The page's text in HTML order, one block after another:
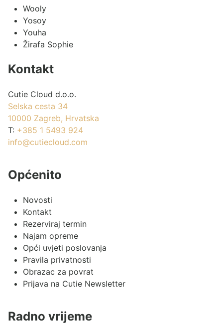
Wooly
Yosoy
Youha
Žirafa Sophie
Kontakt
Cutie Cloud d.o.o.
Selska cesta 34
10000 Zagreb, Hrvatska
T: +385 1 5493 924
info@cutiecloud.com
Općenito
Novosti
Kontakt
Rezerviraj termin
Najam opreme
Opći uvjeti poslovanja
Pravila privatnosti
Obrazac za povrat
Prijava na Cutie Newsletter
Radno vrijeme